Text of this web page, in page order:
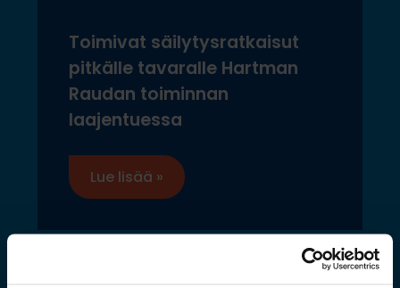
Toimivat säilytysratkaisut
pitkälle tavaralle Hartman
Raudan toiminnan
laajentuessa
Lue lisää »